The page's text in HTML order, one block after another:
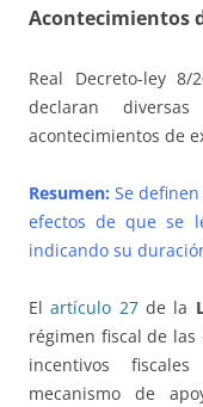
Acontecimientos
Real Decreto-ley
declaran
acontecimientos de
Resumen: Se
efectos de que se
indicando su
Elartículo 27de la
régimen fiscal de
incentivos
mecanismo de